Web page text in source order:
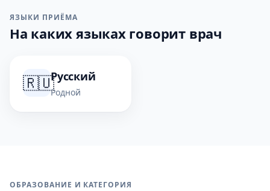
ЯЗЫКИ ПРИЁМА
На каких языках говорит врач
🇷🇺Русский
Родной
ОБРАЗОВАНИЕ И КАТЕГОРИЯ